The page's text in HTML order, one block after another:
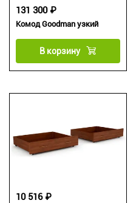
Комод Goodman узкий
131 300 ₽
В корзину
10 516 ₽